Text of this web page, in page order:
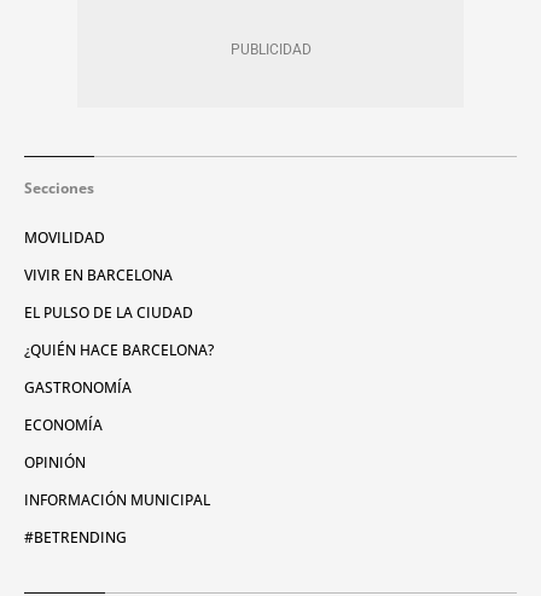
Secciones
MOVILIDAD
VIVIR EN BARCELONA
EL PULSO DE LA CIUDAD
¿QUIÉN HACE BARCELONA?
GASTRONOMÍA
ECONOMÍA
OPINIÓN
INFORMACIÓN MUNICIPAL
#BETRENDING